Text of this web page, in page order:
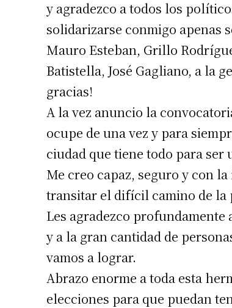
y agradezco a todos los
solidarizarse conmigo apenas
Mauro Esteban, Grillo
Batistella, José Gagliano, a la
gracias!
A la vez anuncio la
ocupe de una vez y para
ciudad que tiene todo para ser
Me creo capaz, seguro y con
transitar el difícil camino de la
Les agradezco
y a la gran cantidad de
vamos a lograr.
Abrazo enorme a toda esta
elecciones para que puedan